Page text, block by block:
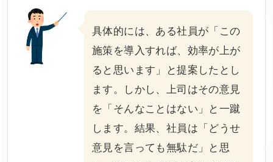
具体的には、ある社員が「この
施策を導入すれば、効率が上が
ると思います」と提案したとし
ます。しかし、上司はその意見
を「そんなことはない」と一蹴
します。結果、社員は「どうせ
意見を言っても無駄だ」と思